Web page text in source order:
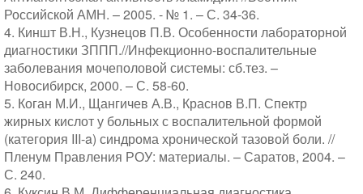
Российской АМН. – 2005. - № 1. – С. 34-36.
4. Киншт В.Н., Кузнецов П.В. Особенности лабораторной
диагностики ЗППП.//Инфекционно-воспалительные
заболевания мочеполовой системы: сб.тез. –
Новосибирск, 2000. – С. 58-60.
5. Коган М.И., Щангичев А.В., Краснов В.П. Спектр
жирных кислот у больных с воспалительной формой
(категория III-a) синдрома хронической тазовой боли. //
Пленум Правления РОУ: материалы. – Саратов, 2004. –
С. 240.